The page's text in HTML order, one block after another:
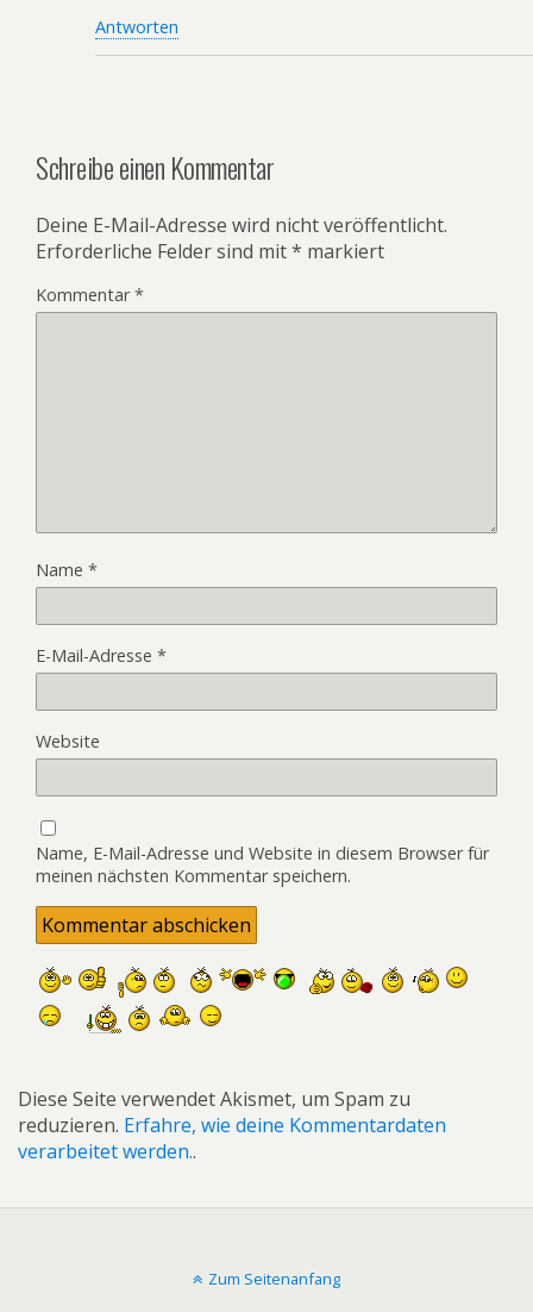
Antworten
Schreibe einen Kommentar
Deine E-Mail-Adresse wird nicht veröffentlicht.
Erforderliche Felder sind mit* markiert
Kommentar*
Name *
E-Mail-Adresse *
Website
Name, E-Mail-Adresse und Website in diesem Browser für
meinen nächsten Kommentar speichern.
Diese Seite verwendet Akismet, um Spam zu
reduzieren. Erfahre, wie deine Kommentardaten
verarbeitet werden..
Zum Seitenanfang